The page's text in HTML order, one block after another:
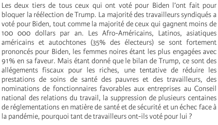
Les deux tiers de tous ceux qui ont voté pour Biden l’ont fait pour
bloquer la réélection de Trump. La majorité des travailleurs syndiqués a
voté pour Biden, tout comme la majorité de ceux qui gagnent moins de
100 000 dollars par an. Les Afro-Américains, Latinos, asiatiques
américains et autochtones (35% des électeurs) se sont fortement
prononcés pour Biden, les femmes noires étant les plus engagées avec
91% en sa faveur. Mais étant donné que le bilan de Trump, ce sont des
allégements fiscaux pour les riches, une tentative de réduire les
prestations de soins de santé des pauvres et des travailleurs, des
nominations de fonctionnaires favorables aux entreprises au Conseil
national des relations du travail, la suppression de plusieurs centaines
de réglementations en matière de santé et de sécurité et un échec face à
la pandémie, pourquoi tant de travailleurs ont-ils voté pour lui ?